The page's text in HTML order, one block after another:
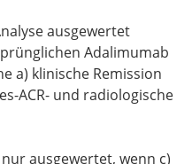
ausgewertet
Adalimumab
a) klinische Remission
ACR- und radiologische
ausgewertet, wenn c)